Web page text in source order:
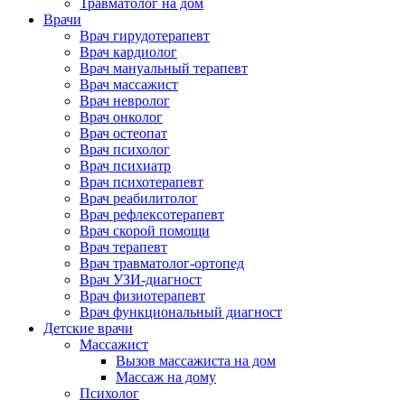
Травматолог на дом
Врачи
Врач гирудотерапевт
Врач кардиолог
Врач мануальный терапевт
Врач массажист
Врач невролог
Врач онколог
Врач остеопат
Врач психолог
Врач психиатр
Врач психотерапевт
Врач реабилитолог
Врач рефлексотерапевт
Врач скорой помощи
Врач терапевт
Врач травматолог-ортопед
Врач УЗИ-диагност
Врач физиотерапевт
Врач функциональный диагност
Детские врачи
Массажист
Вызов массажиста на дом
Массаж на дому
Психолог